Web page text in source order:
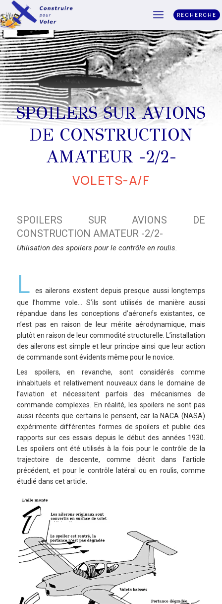
RECHERCHE
SPOILERS SUR AVIONS
DE CONSTRUCTION
AMATEUR -2/2-
VOLETS-A/F
SPOILERS SUR AVIONS DE
CONSTRUCTION AMATEUR -2/2-
Utilisation des spoilers pour le contrôle en roulis.
L
es ailerons existent depuis presque aussi longtemps
que l’homme vole… S’ils sont utilisés de manière aussi
répandue dans les conceptions d’aéronefs existantes, ce
n’est pas en raison de leur mérite aérodynamique, mais
plutôt en raison de leur commodité structurelle. L’installation
des ailerons est simple et leur principe ainsi que leur action
de commande sont évidents même pour le novice.
Les spoilers, en revanche, sont considérés comme
inhabituels et relativement nouveaux dans le domaine de
l’aviation et nécessitent parfois des mécanismes de
commande complexes. En réalité, les spoilers ne sont pas
aussi récents que certains le pensent, car la NACA (NASA)
expérimente différentes formes de spoilers et publie des
rapports sur ces essais depuis le début des années 1930.
Les spoilers ont été utilisés à la fois pour le contrôle de la
trajectoire de descente, comme décrit dans l’article
précédent, et pour le contrôle latéral ou en roulis, comme
étudié dans cet article.